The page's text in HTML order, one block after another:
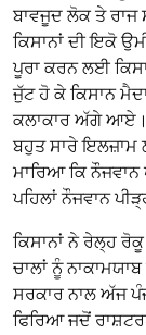
ਬਾਵਜੂਦ ਲੋਕ ਤੇ ਰਾਜ
ਕਿਸਾਨਾਂ ਦੀ ਇਕੋ
ਪੂਰਾ ਕਰਨ ਲਈ
ਜੁੱਟ ਹੋ ਕੇ ਕਿਸਾਨ
ਕਲਾਕਾਰ ਅੱਗੇ ਆਏ।
ਬਹੁਤ ਸਾਰੇ ਇਲਜ਼ਾਮ
ਮਾਰਿਆ ਕਿ
ਪਹਿਲਾਂ ਨੌਜਵਾਨ
ਕਿਸਾਨਾਂ ਨੇ ਰੇਲ੍ਹ
ਚਾਲਾਂ ਨੂੰ
ਸਰਕਾਰ ਨਾਲ ਅੱਜ
ਫਿਰਿਆ ਜਦੋਂ